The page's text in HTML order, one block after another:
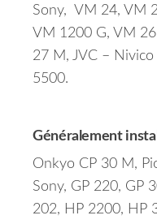
Sony, VM 24, VM
VM 1200 G, VM
27 M, JVC – Nivico
5500.
Généralement
Onkyo CP 30 M,
Sony, GP 220, GP
202, HP 2200, HP